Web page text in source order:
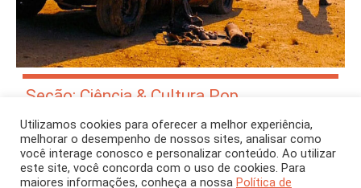
Seção: Ciência & Cultura Pop
Herói do pós-apocalipse
Diante da ameaça de um mundo devastado pela
extração desenfreada de recursos naturais, como o
cenário dos filmes Mad Max, o reaproveitamento de
Utilizamos cookies para oferecer a melhor experiência,
melhorar o desempenho de nossos sites, analisar como
você interage conosco e personalizar conteúdo. Ao utilizar
este site, você concorda com o uso de cookies. Para
maiores informações, conheça a nossa Política de